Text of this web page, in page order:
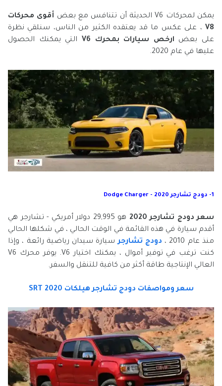
يمكن لمحركات V6 الحديثة أن تتنافس مع بعض
أقوى محركات
V8 ، على عكس ما قد يعتقده الكثير من الناس، سنلقي نظرة
على بعض ارخص سيارات بمحرك V6
التي يمكنك الحصول
عليها في عام 2020.
1- دودج تشارجر 2020 - Dodge Charger
سعر دودج تشارجر 2020
هو 29,995 دولار أمريكي - تشارجر هي
أقدم سيارة في هذه القائمة في الوقت الحالي ، في شكلها الحالي
منذ عام 2010 ،
دودج تشارجرسيارة سيدان رياضية رائعة ، وإذا
كنت ترغب في توفير أموال ، يمكنك اختيار V6. يوفر محرك V6
العالي الإنتاجية طاقة أكثر من كافية للتنقل والسفر.
سعر ومواصفات دودج تشارجر هيلكات SRT 2020